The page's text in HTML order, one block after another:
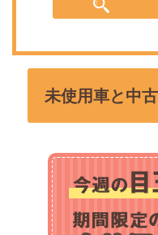
未使用車と中